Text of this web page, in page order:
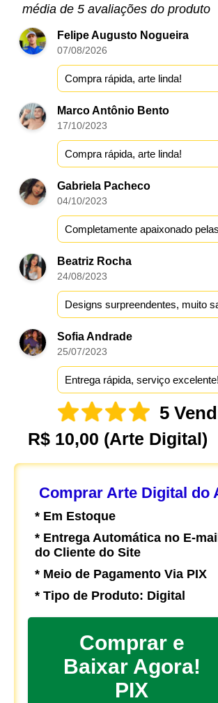
média de 5 avaliações do produto
Felipe Augusto Nogueira
07/08/2026
Compra rápida, arte linda!
Marco Antônio Bento
17/10/2023
Compra rápida, arte linda!
Gabriela Pacheco
04/10/2023
Completamente apaixonado
Beatriz Rocha
24/08/2023
Designs surpreendentes, muito
Sofia Andrade
25/07/2023
Entrega rápida, serviço excelente!
5
R$ 10,00 (Arte Digital)
Comprar Arte Digital do
* Em Estoque
* Entrega Automática no E-
do Cliente do Site
* Meio de Pagamento Via PIX
* Tipo de Produto: Digital
Comprar e
Baixar Agora!
PIX